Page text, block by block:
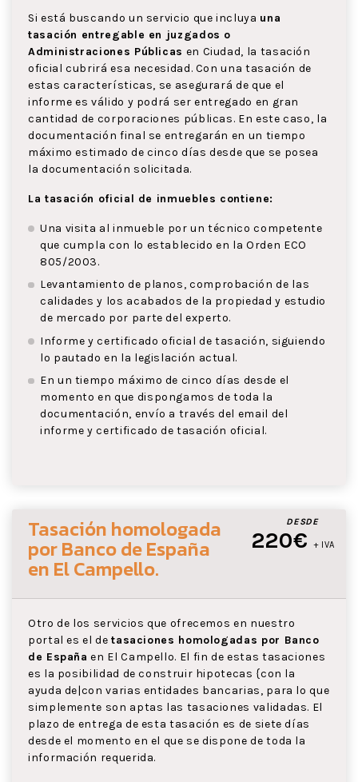
Si está buscando un servicio que incluya una
tasación entregable en juzgados o
Administraciones Públicas en Ciudad, la tasación
oficial cubrirá esa necesidad. Con una tasación de
estas características, se asegurará de que el
informe es válido y podrá ser entregado en gran
cantidad de corporaciones públicas. En este caso, la
documentación final se entregarán en un tiempo
máximo estimado de cinco días desde que se posea
la documentación solicitada.
La tasación oficial de inmuebles contiene:
Una visita al inmueble por un técnico competente
que cumpla con lo establecido en la Orden ECO
805/2003.
Levantamiento de planos, comprobación de las
calidades y los acabados de la propiedad y estudio
de mercado por parte del experto.
Informe y certificado oficial de tasación, siguiendo
lo pautado en la legislación actual.
En un tiempo máximo de cinco días desde el
momento en que dispongamos de toda la
documentación, envío a través del email del
informe y certificado de tasación oficial.
DESDE
220€ + IVA
Tasación homologada
por Banco de España
en El Campello.
Otro de los servicios que ofrecemos en nuestro
portal es el detasaciones homologadas por Banco
de España en El Campello. El fin de estas tasaciones
es la posibilidad de construir hipotecas {con la
ayuda de|con varias entidades bancarias, para lo que
simplemente son aptas las tasaciones validadas. El
plazo de entrega de esta tasación es de siete días
desde el momento en el que se dispone de toda la
información requerida.